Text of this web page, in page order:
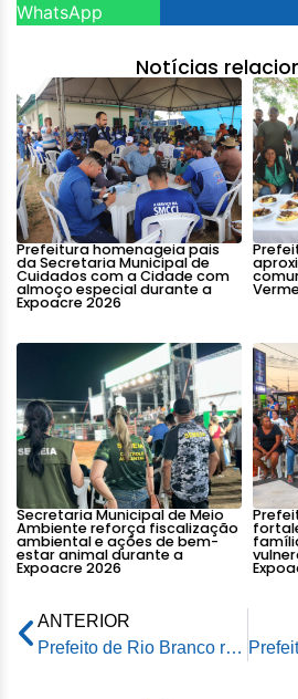
WhatsApp
Notícias
Prefeitura homenageia pais
da Secretaria Municipal de
Cuidados com a Cidade com
almoço especial durante a
Expoacre 2026
Secretaria Municipal de Meio
Ambiente reforça fiscalização
ambiental e ações de bem-
estar animal durante a
Expoacre 2026
ANTERIOR
Prefeito de Rio Branco reforça parceria com DNIT para melhorias na BR-364 e iluminação pública em Rio Branco